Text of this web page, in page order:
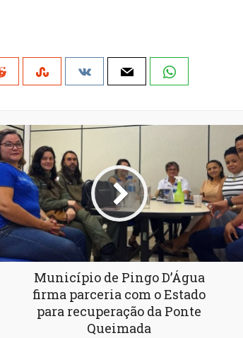
Município de Pingo D’Água
firma parceria com o Estado
para recuperação da Ponte
Queimada